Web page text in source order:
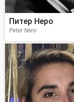
Питер Неро
Peter Nero